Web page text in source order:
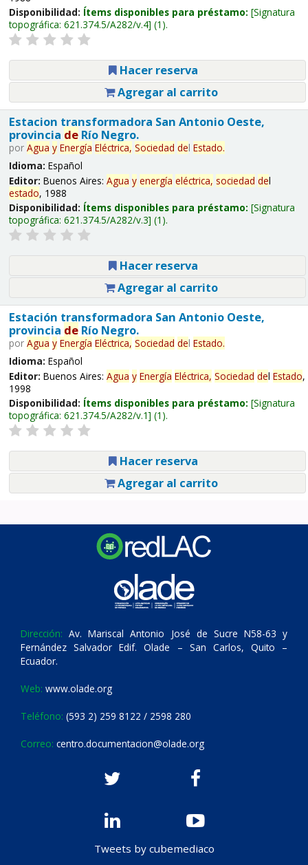
Disponibilidad: Ítems disponibles para préstamo: Signatura
topográfica: 621.374.5/A282/v.4 (1).
Hacer reserva
Agregar al carrito
Estacion transformadora San Antonio Oeste,
provincia deRío Negro.
por Agua y Energía Eléctrica, Sociedad del Estado.
Idioma: Español
Editor: Buenos Aires: Agua y energía eléctrica, sociedad del
estado, 1988
Disponibilidad: Ítems disponibles para préstamo: Signatura
topográfica: 621.374.5/A282/v.3 (1).
Hacer reserva
Agregar al carrito
Estación transformadora San Antonio Oeste,
provincia deRío Negro.
por Agua y Energía Eléctrica, Sociedad del Estado.
Idioma: Español
Editor: Buenos Aires: Agua y Energía Eléctrica, Sociedad del Estado,
1998
Disponibilidad: Ítems disponibles para préstamo: Signatura
topográfica: 621.374.5/A282/v.1 (1).
Hacer reserva
Agregar al carrito
Dirección: Av. Mariscal Antonio José de Sucre N58-63 y
Fernández Salvador Edif. Olade – San Carlos, Quito –
Ecuador.
Web: www.olade.org
Teléfono: (593 2) 259 8122 / 2598 280
Correo: centro.documentacion@olade.org
Tweets by cubemediaco